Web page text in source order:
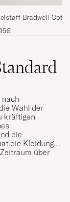
i hals
Bradwell
Neck Concrete
Wahl der
kräftigen
die
die Kleidung
über
uns auf eine